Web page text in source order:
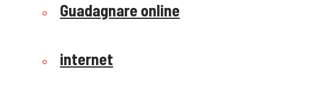
Guadagnare online
internet